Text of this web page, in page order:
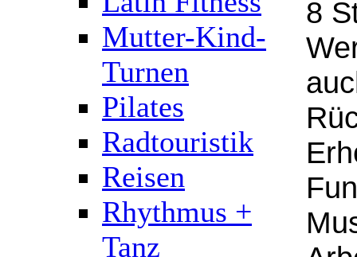
Mutter-Kind-
Turnen
Pilates
Radtouristik
Reisen
Rhythmus +
Tanz
8